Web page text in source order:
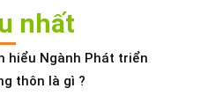
nhất
hiểu Ngành Phát triển
thôn là gì ?